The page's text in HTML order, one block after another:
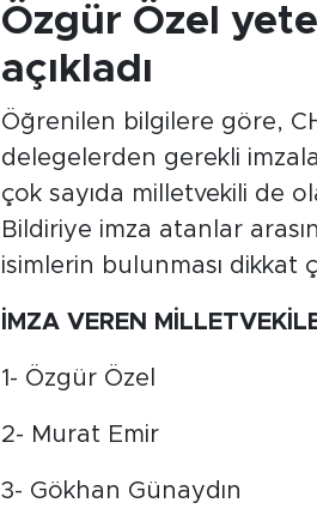
Özgür Özel
açıkladı
Öğrenilen bilgilere göre,
delegelerden gerekli
çok sayıda milletvekili de
Bildiriye imza atanlar
isimlerin bulunması dikkat
İMZA VEREN
1- Özgür Özel
2- Murat Emir
3- Gökhan Günaydın